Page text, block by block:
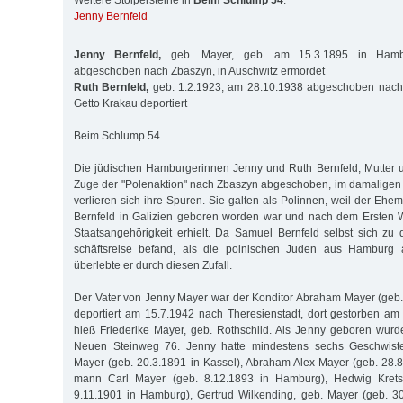
Jenny Bernfeld
Jenny Bernfeld, geb. Mayer, geb. am 15.3.1895 in
abgeschoben nach Zbaszyn, in Auschwitz ermordet
Ruth Bernfeld, geb. 1.2.1923, am 28.10.1938 abgeschoben
Getto Krakau deportiert
Beim Schlump 54
Die jüdischen Hamburgerinnen Jenny und Ruth Bernfeld, Mutter
Zuge der "Polenaktion" nach Zbaszyn abgeschoben, im
verlieren sich ihre Spuren. Sie galten als Polinnen, weil der
Bernfeld in Galizien geboren worden war und nach dem Ersten
Staats­an­ge­hö­rigkeit erhielt. Da Samuel Bernfeld selbst sich zu
schäftsreise be­fand, als die polnischen Juden aus Hamburg
überlebte er durch diesen Zufall.
Der Vater von Jenny Mayer war der Konditor Abraham Mayer
de­portiert am 15.7.1942 nach Theresienstadt, dort gestorben
hieß Friederike Mayer, geb. Rothschild. Als Jenny geboren
Neuen Steinweg 76. Jenny hatte mindestens sechs
Mayer (geb. 20.3.1891 in Kassel), Abraham Alex Mayer (geb.
mann Carl Mayer (geb. 8.12.1893 in Hamburg), Hedwig
9.11.1901 in Hamburg), Ger­trud Wilkending, geb. Mayer (geb.